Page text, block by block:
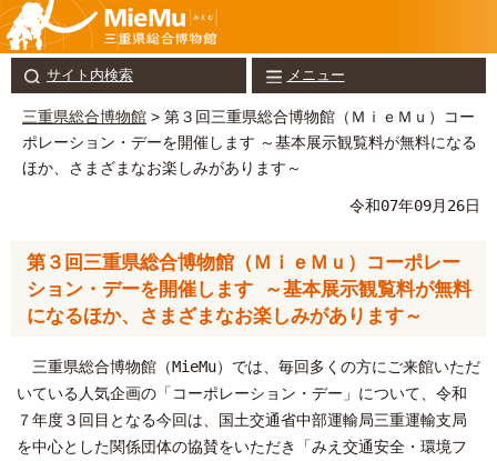
サイト内検索 メニュー
三重県総合博物館 > 第３回三重県総合博物館（ＭｉｅＭｕ）コー
ポレーション・デーを開催します ～基本展示観覧料が無料になる
ほか、さまざまなお楽しみがあります～
令和07年09月26日
第３回三重県総合博物館（ＭｉｅＭｕ）コーポレー
ション・デーを開催します ～基本展示観覧料が無料
になるほか、さまざまなお楽しみがあります～
三重県総合博物館（MieMu）では、毎回多くの方にご来館いただ
いている人気企画の「コーポレーション・デー」について、令和
７年度３回目となる今回は、国土交通省中部運輸局三重運輸支局
を中心とした関係団体の協賛をいただき「みえ交通安全・環境フ